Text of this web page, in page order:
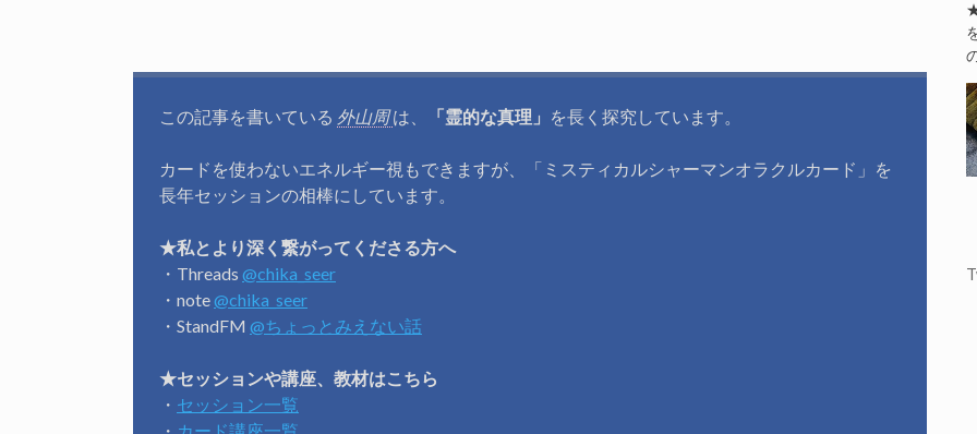
この記事を書いている 外山周は、 「霊的な真理」 を長く探究しています。
カードを使わないエネルギー視もできますが、「ミスティカルシャーマンオラクルカード」を
長年セッションの相棒にしています。
★私とより深く繋がってくださる方へ
・Threads @chika_seer
・note @chika_seer
・StandFM @ちょっとみえない話
★セッションや講座、教材はこちら
・ セッション一覧